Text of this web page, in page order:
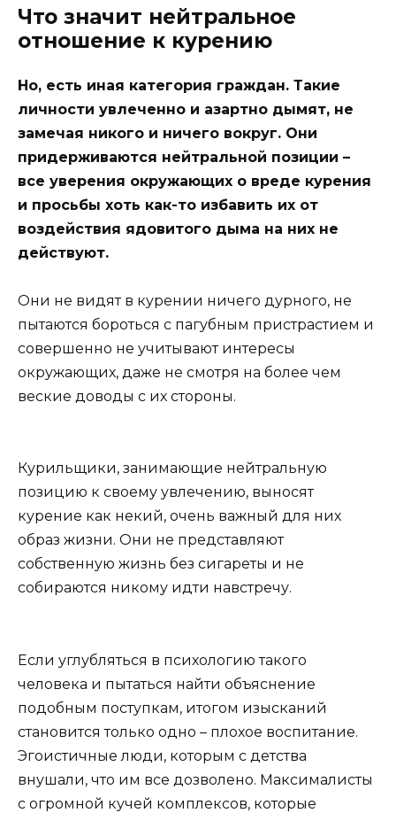
Что значит нейтральное
отношение к курению
Но, есть иная категория граждан. Такие
личности увлеченно и азартно дымят, не
замечая никого и ничего вокруг. Они
придерживаются нейтральной позиции –
все уверения окружающих о вреде курения
и просьбы хоть как-то избавить их от
воздействия ядовитого дыма на них не
действуют.
Они не видят в курении ничего дурного, не
пытаются бороться с пагубным пристрастием и
совершенно не учитывают интересы
окружающих, даже не смотря на более чем
веские доводы с их стороны.
Курильщики, занимающие нейтральную
позицию к своему увлечению, выносят
курение как некий, очень важный для них
образ жизни. Они не представляют
собственную жизнь без сигареты и не
собираются никому идти навстречу.
Если углубляться в психологию такого
человека и пытаться найти объяснение
подобным поступкам, итогом изысканий
становится только одно – плохое воспитание.
Эгоистичные люди, которым с детства
внушали, что им все дозволено. Максималисты
с огромной кучей комплексов, которые